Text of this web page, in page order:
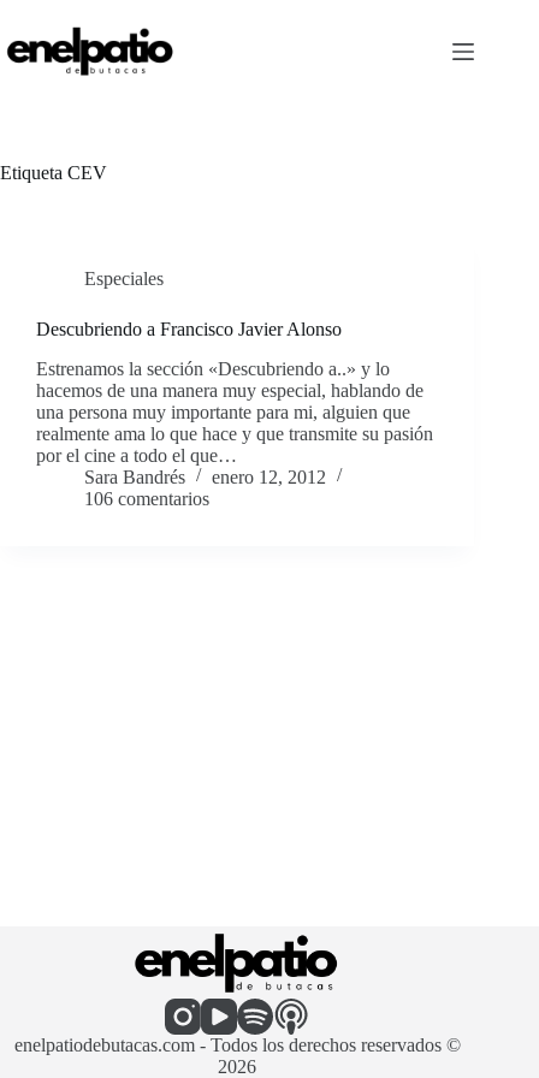
contenido
Etiqueta CEV
Especiales
Descubriendo a Francisco Javier Alonso
Estrenamos la sección «Descubriendo a..» y lo
hacemos de una manera muy especial, hablando de
una persona muy importante para mi, alguien que
realmente ama lo que hace y que transmite su pasión
por el cine a todo el que…
Sara Bandrés
enero 12, 2012
106 comentarios
enelpatiodebutacas.com - Todos los derechos reservados ©
2026